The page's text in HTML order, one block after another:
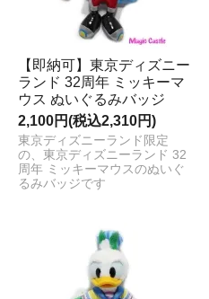
【即納可】東京ディズニー
ランド 32周年 ミッキーマ
ウス ぬいぐるみバッジ
2,100円(税込2,310円)
東京ディズニーランド限定
の、東京ディズニーランド 32
周年 ミッキーマウスのぬいぐ
るみバッジです